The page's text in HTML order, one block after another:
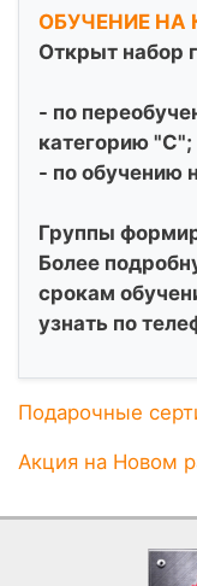
ОБУЧЕНИЕ НА
Открыт набор
- по
категорию "С";
- по обучению
Группы
Более
срокам
узнать по
Подарочные
Акция на Новом